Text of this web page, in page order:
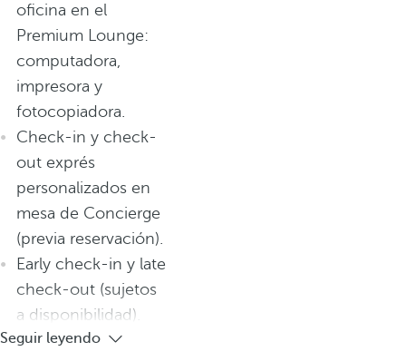
oficina en el
Premium Lounge:
computadora,
impresora y
fotocopiadora.
Check-in y check-
out exprés
personalizados en
mesa de Concierge
(previa reservación).
Early check-in y late
check-out (sujetos
a disponibilidad).
Seguir leyendo